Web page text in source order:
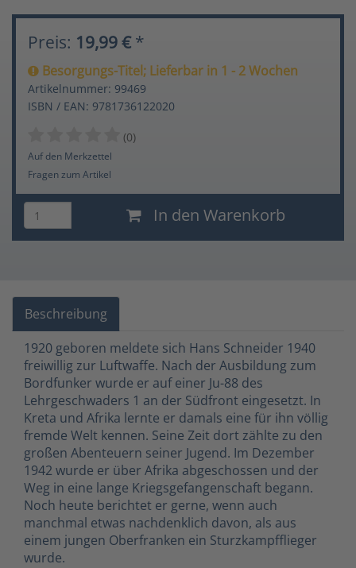
Preis: 19,99 € *
Besorgungs-Titel; Lieferbar in 1 - 2 Wochen
Artikelnummer: 99469
ISBN / EAN: 9781736122020
(0)
Auf den Merkzettel
Fragen zum Artikel
In den Warenkorb
Beschreibung
1920 geboren meldete sich Hans Schneider 1940
freiwillig zur Luftwaffe. Nach der Ausbildung zum
Bordfunker wurde er auf einer Ju-88 des
Lehrgeschwaders 1 an der Südfront eingesetzt. In
Kreta und Afrika lernte er damals eine für ihn völlig
fremde Welt kennen. Seine Zeit dort zählte zu den
großen Abenteuern seiner Jugend. Im Dezember
1942 wurde er über Afrika abgeschossen und der
Weg in eine lange Kriegsgefangenschaft begann.
Noch heute berichtet er gerne, wenn auch
manchmal etwas nachdenklich davon, als aus
einem jungen Oberfranken ein Sturzkampfflieger
wurde.